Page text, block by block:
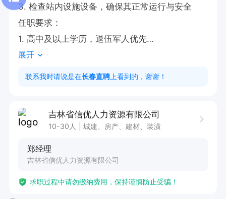
3. 检查站内设施设备，确保其正常运行与安全
任职要求：
1. 高中及以上学历，退伍军人优先
2. 具备良好身体素质，熟悉安全保卫工作流程
3. 责任心强，具备较强的沟通能力和应急处理能
早8点到次日早8点，上24小时休48小时，三班
无任何收费，免费提供工装
展开
联系我时请说是在长春直聘 上看到的，谢谢！
吉林省信优人力资源有限公司
10-30人 城建、房产、建材、装潢
郑经理
吉林省信优人力资源有限公司
求职过程中请勿缴纳费用，保持谨慎防止受骗！